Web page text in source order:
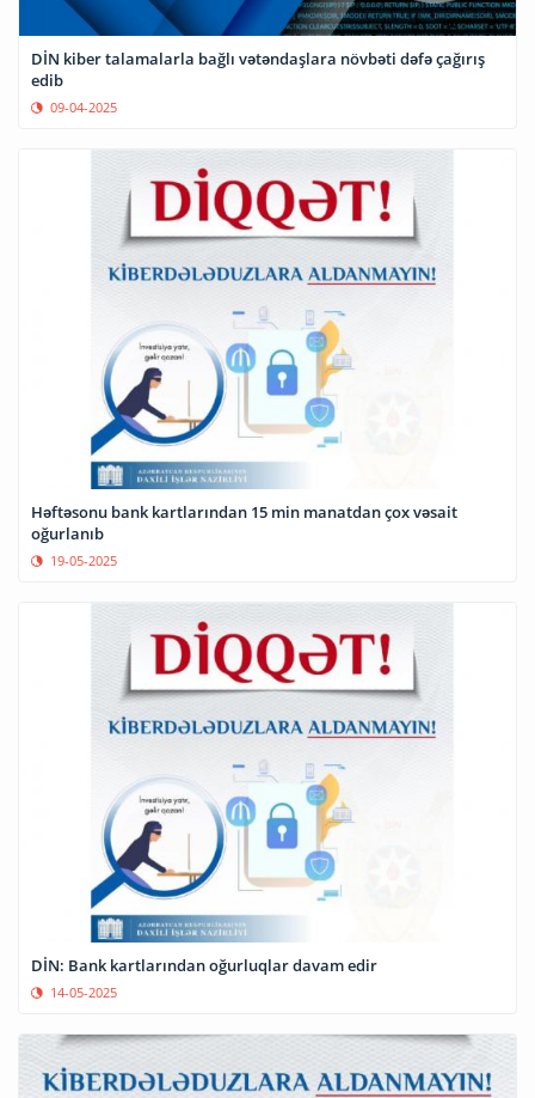
DİN kiber talamalarla bağlı vətəndaşlara növbəti dəfə çağırış
edib
09-04-2025
Həftəsonu bank kartlarından 15 min manatdan çox vəsait
oğurlanıb
19-05-2025
DİN: Bank kartlarından oğurluqlar davam edir
14-05-2025